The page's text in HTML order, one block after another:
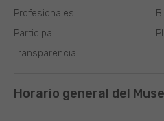
Profesionales
Participa
Transparencia
Horario general del